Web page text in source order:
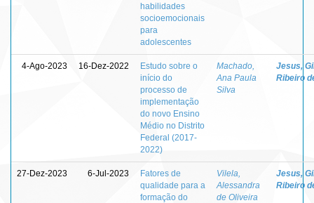
habilidades
socioemocionais
para
adolescentes
4-Ago-2023 16-Dez-2022
Estudo sobre o
início do
processo de
implementação
do novo Ensino
Médio no Distrito
Federal (2017-
2022)
Machado,
Ana Paula
Silva
Jesus,
Ribeiro
27-Dez-2023 6-Jul-2023
Fatores de
qualidade para a
formação do
Vilela,
Alessandra
de Oliveira
Jesus,
Ribeiro